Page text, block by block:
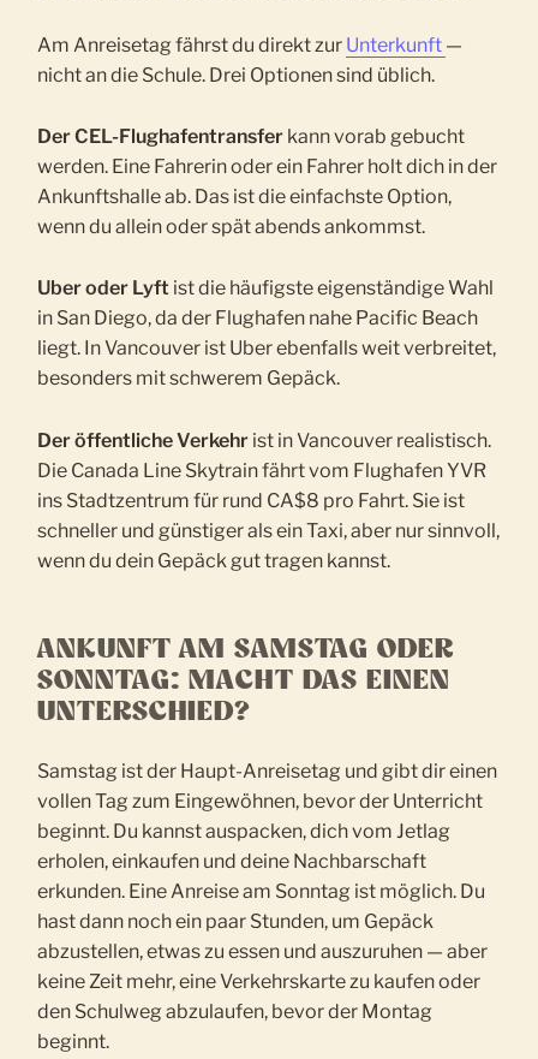
Am Anreisetag fährst du direkt zur Unterkunft —
nicht an die Schule. Drei Optionen sind üblich.
Der CEL-Flughafentransfer kann vorab gebucht
werden. Eine Fahrerin oder ein Fahrer holt dich in der
Ankunftshalle ab. Das ist die einfachste Option,
wenn du allein oder spät abends ankommst.
Uber oder Lyft ist die häufigste eigenständige Wahl
in San Diego, da der Flughafen nahe Pacific Beach
liegt. In Vancouver ist Uber ebenfalls weit verbreitet,
besonders mit schwerem Gepäck.
Der öffentliche Verkehr ist in Vancouver realistisch.
Die Canada Line Skytrain fährt vom Flughafen YVR
ins Stadtzentrum für rund CA$8 pro Fahrt. Sie ist
schneller und günstiger als ein Taxi, aber nur sinnvoll,
wenn du dein Gepäck gut tragen kannst.
ANKUNFT AM SAMSTAG ODER
SONNTAG: MACHT DAS EINEN
UNTERSCHIED?
Samstag ist der Haupt-Anreisetag und gibt dir einen
vollen Tag zum Eingewöhnen, bevor der Unterricht
beginnt. Du kannst auspacken, dich vom Jetlag
erholen, einkaufen und deine Nachbarschaft
erkunden. Eine Anreise am Sonntag ist möglich. Du
hast dann noch ein paar Stunden, um Gepäck
abzustellen, etwas zu essen und auszuruhen — aber
keine Zeit mehr, eine Verkehrskarte zu kaufen oder
den Schulweg abzulaufen, bevor der Montag
beginnt.